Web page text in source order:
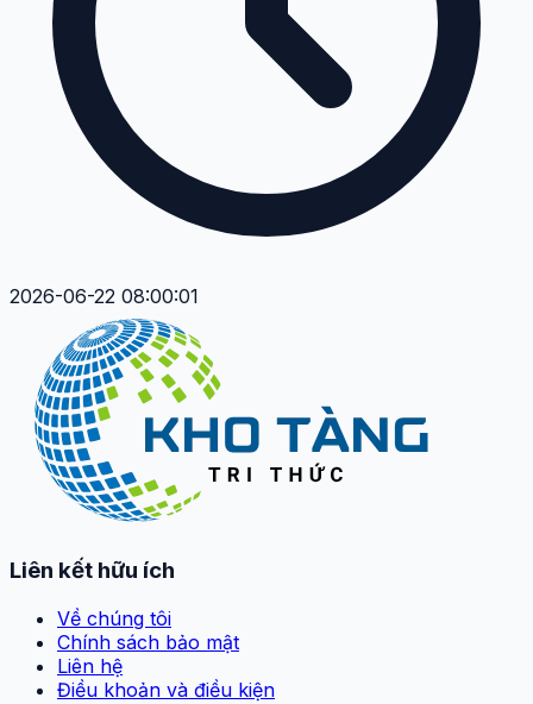
2026-06-22 08:00:01
Liên kết hữu ích
Về chúng tôi
Chính sách bảo mật
Liên hệ
Điều khoản và điều kiện